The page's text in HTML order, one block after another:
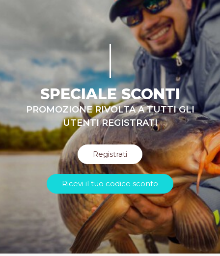
SPECIALE SCONTI
PROMOZIONE RIVOLTA A TUTTI GLI
UTENTI REGISTRATI
Registrati
Ricevi il tuo codice sconto